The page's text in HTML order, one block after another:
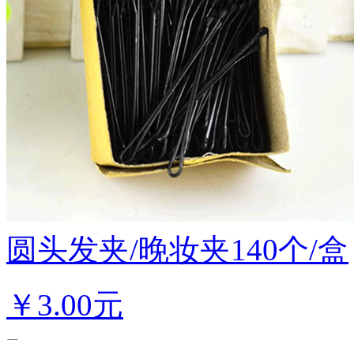
圆头发夹/晚妆夹140个/盒
￥ 3.00元